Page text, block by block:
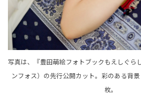
写真は、『豊田萌絵フォトブックもえしぐら
ンフォス）の先行公開カット。彩のある背
枚。